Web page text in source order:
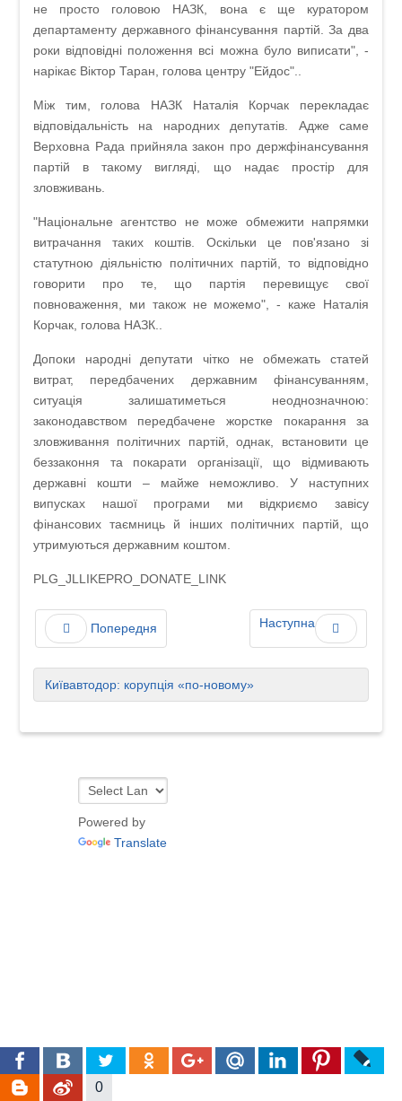
не просто головою НАЗК, вона є ще куратором
департаменту державного фінансування партій. За два
роки відповідні положення всі можна було виписати", -
нарікає Віктор Таран, голова центру "Ейдос"..
Між тим, голова НАЗК Наталія Корчак перекладає
відповідальність на народних депутатів. Адже саме
Верховна Рада прийняла закон про держфінансування
партій в такому вигляді, що надає простір для
зловживань.
"Національне агентство не може обмежити напрямки
витрачання таких коштів. Оскільки це пов'язано зі
статутною діяльністю політичних партій, то відповідно
говорити про те, що партія перевищує свої
повноваження, ми також не можемо", - каже Наталія
Корчак, голова НАЗК..
Допоки народні депутати чітко не обмежать статей
витрат, передбачених державним фінансуванням,
ситуація залишатиметься неоднозначною:
законодавством передбачене жорстке покарання за
зловживання політичних партій, однак, встановити це
беззаконня та покарати організації, що відмивають
державні кошти – майже неможливо. У наступних
випусках нашої програми ми відкриємо завісу
фінансових таємниць й інших політичних партій, що
утримуються державним коштом.
0
PLG_JLLIKEPRO_DONATE_LINK
Попередня Наступна
Київавтодор: корупція «по-новому»
Powered by
Translate